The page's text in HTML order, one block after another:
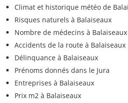
Climat et historique météo de
Risques naturels à Balaiseaux
Nombre de médecins à Balaiseaux
Accidents de la route à Balaiseaux
Délinquance à Balaiseaux
Prénoms donnés dans le Jura
Entreprises à Balaiseaux
Prix m2 à Balaiseaux